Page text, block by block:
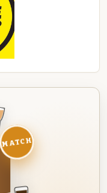
MATCH